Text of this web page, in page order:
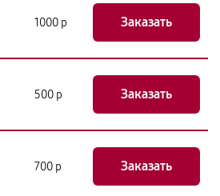
1000 р Заказать
500 р Заказать
700 р Заказать